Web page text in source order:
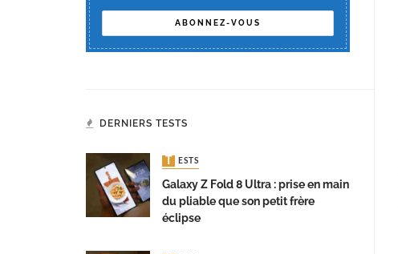
DERNIERS TESTS
TESTS
Galaxy Z Fold 8 Ultra : prise en main
du pliable que son petit frère
éclipse